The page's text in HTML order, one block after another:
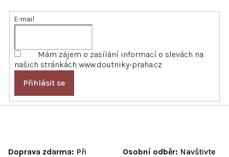
E-mail
Mám zájem o zasílání informací o slevách na
našich stránkách www.doutniky-praha.cz
Přihlásit se
Doprava zdarma: Při
Osobní odběr: Navštivte